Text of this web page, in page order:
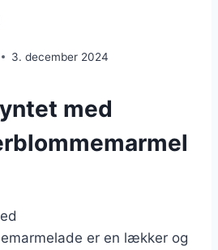
3. december 2024
med
er en lækker og